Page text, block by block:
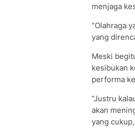
menjaga
“Olahraga
yang
Meski
kesibukan
performa
“Justru
akan
yang